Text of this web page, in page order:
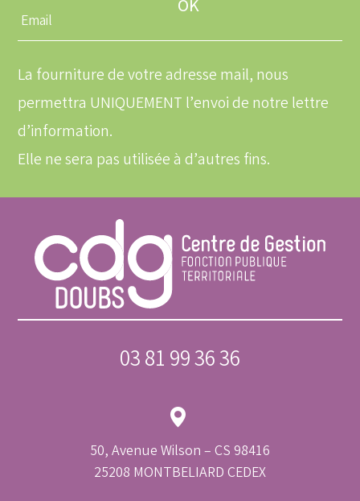
Entrez
une
email
La fourniture de votre adresse mail, nous
permettra UNIQUEMENT l’envoi de notre lettre
d’information.
Elle ne sera pas utilisée à d’autres fins.
03 81 99 36 36
50, Avenue Wilson – CS 98416
25208 MONTBELIARD CEDEX